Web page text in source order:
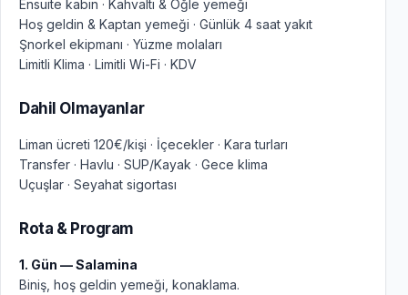
Ensuite kabin · Kahvaltı & Öğle yemeği
Hoş geldin & Kaptan yemeği · Günlük 4 saat yakıt
Şnorkel ekipmanı · Yüzme molaları
Limitli Klima · Limitli Wi-Fi · KDV
Dahil Olmayanlar
Liman ücreti 120€/kişi · İçecekler · Kara turları
Transfer · Havlu · SUP/Kayak · Gece klima
Uçuşlar · Seyahat sigortası
Rota & Program
1. Gün — Salamina
Biniş, hoş geldin yemeği, konaklama.